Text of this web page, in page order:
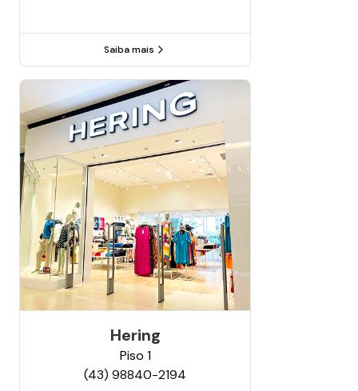
Saiba mais
Hering
Piso 1
(43) 98840-2194